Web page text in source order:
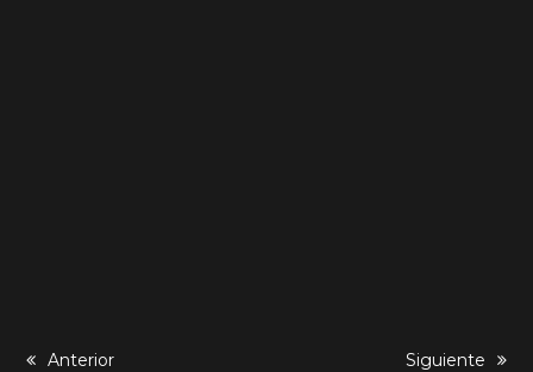
previous
Anterior
next
Siguiente